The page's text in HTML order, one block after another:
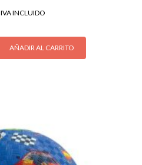
IVA INCLUIDO
AÑADIR AL CARRITO